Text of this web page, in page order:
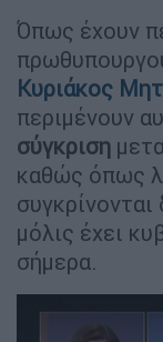
Όπως έχουν
Κυριάκος
περιμένουν
σύγκριση
καθώς όπως
μόλις έχει
σήμερα.